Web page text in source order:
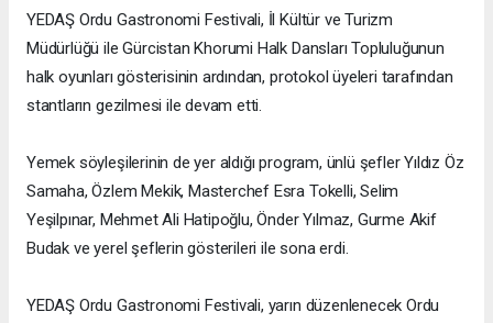
YEDAŞ Ordu Gastronomi Festivali, İl Kültür ve Turizm
Müdürlüğü ile Gürcistan Khorumi Halk Dansları Topluluğunun
halk oyunları gösterisinin ardından, protokol üyeleri tarafından
stantların gezilmesi ile devam etti.
Yemek söyleşilerinin de yer aldığı program, ünlü şefler Yıldız Öz
Samaha, Özlem Mekik, Masterchef Esra Tokelli, Selim
Yeşilpınar, Mehmet Ali Hatipoğlu, Önder Yılmaz, Gurme Akif
Budak ve yerel şeflerin gösterileri ile sona erdi.
YEDAŞ Ordu Gastronomi Festivali, yarın düzenlenecek Ordu